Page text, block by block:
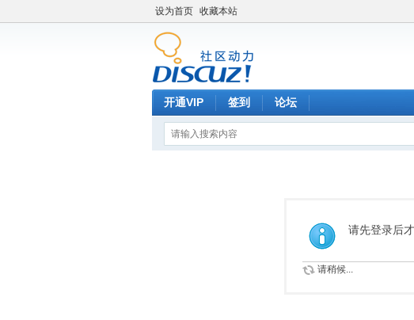
设为首页 收藏本站
开通VIP 签到 论坛
请先登录后
请稍候...